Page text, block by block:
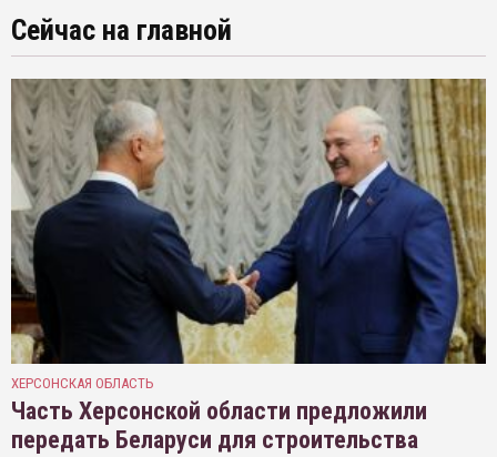
Сейчас на главной
ХЕРСОНСКАЯ ОБЛАСТЬ
Часть Херсонской области предложили
передать Беларуси для строительства